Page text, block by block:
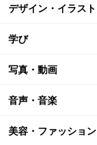
デザイン・イラスト
学び
写真・動画
音声・音楽
美容・ファッション